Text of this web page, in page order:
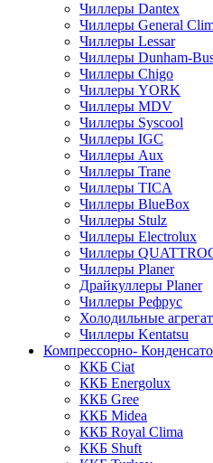
Чиллеры Dantex
Чиллеры General
Чиллеры Lessar
Чиллеры Dunham-
Чиллеры Chigo
Чиллеры YORK
Чиллеры MDV
Чиллеры Syscool
Чиллеры IGC
Чиллеры Aux
Чиллеры Trane
Чиллеры TICA
Чиллеры BlueBox
Чиллеры Stulz
Чиллеры Electrolux
Чиллеры
Чиллеры Planer
Драйкуллеры Planer
Чиллеры Рефрус
Холодильные
Чиллеры Kentatsu
Компрессорно-
ККБ Ciat
ККБ Energolux
ККБ Gree
ККБ Midea
ККБ Royal Clima
ККБ Shuft